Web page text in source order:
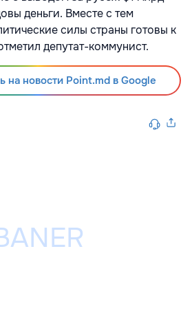
деньги. Вместе с тем
силы страны готовы к
депутат-коммунист.
на новости Point.md в Google